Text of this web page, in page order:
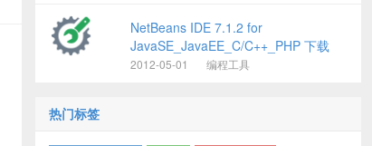
NetBeans IDE 7.1.2 for
JavaSE_JavaEE_C/C++_PHP 下载
2012-05-01 编程工具
热门标签